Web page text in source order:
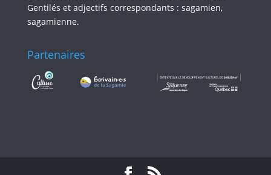
Gentilés et adjectifs correspondants : sagamien,
sagamienne.
Partenaires